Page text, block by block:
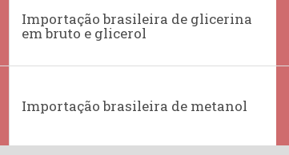
Importação brasileira de glicerina
em bruto e glicerol
Importação brasileira de metanol